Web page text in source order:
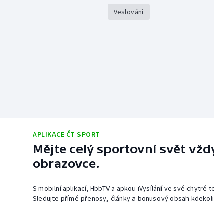
Veslování
APLIKACE ČT SPORT
Mějte celý sportovní svět
obrazovce.
S mobilní aplikací, HbbTV a apkou iVysílání ve své chytré
Sledujte přímé přenosy, články a bonusový obsah